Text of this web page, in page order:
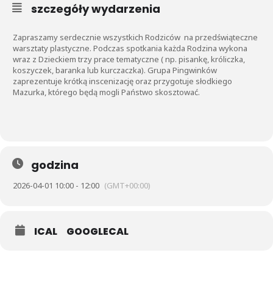
szczegóły wydarzenia
Zapraszamy serdecznie wszystkich Rodziców na przedświąteczne
warsztaty plastyczne. Podczas spotkania każda Rodzina wykona
wraz z Dzieckiem trzy prace tematyczne ( np. pisankę, króliczka,
koszyczek, baranka lub kurczaczka). Grupa Pingwinków
zaprezentuje krótką inscenizację oraz przygotuje słodkiego
Mazurka, którego będą mogli Państwo skosztować.
godzina
2026-04-01 10:00 - 12:00 (GMT+00:00)
ICAL GOOGLECAL